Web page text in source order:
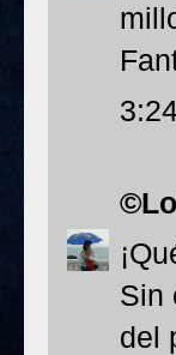
Sin
del